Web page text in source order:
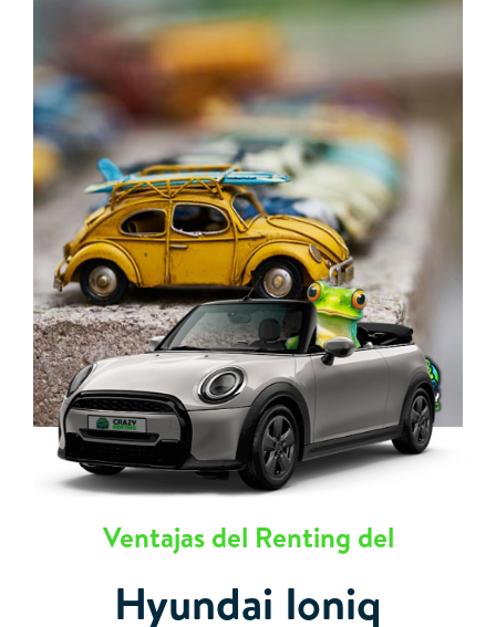
Ventajas del Renting del
Hyundai Ioniq